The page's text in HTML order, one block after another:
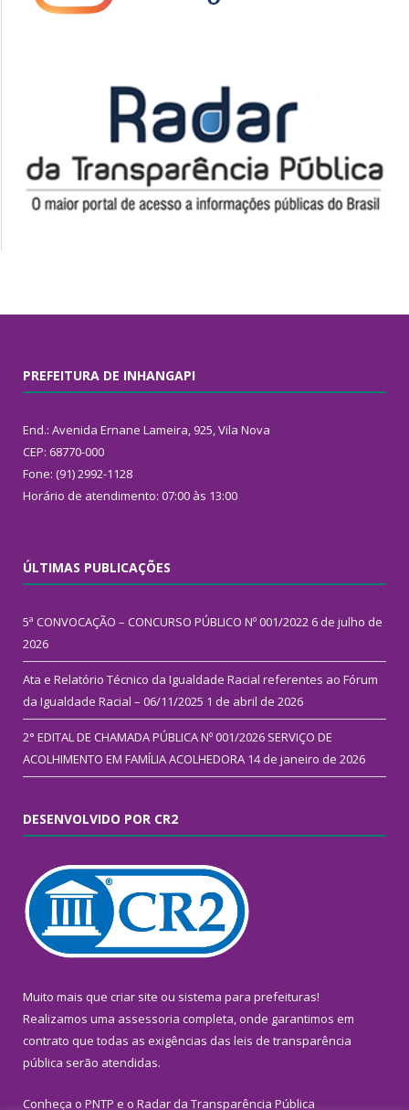
PREFEITURA DE INHANGAPI
End.: Avenida Ernane Lameira, 925, Vila Nova
CEP: 68770-000
Fone: (91) 2992-1128
Horário de atendimento: 07:00 às 13:00
ÚLTIMAS PUBLICAÇÕES
5ª CONVOCAÇÃO – CONCURSO PÚBLICO Nº 001/2022 6 de julho de
2026
Ata e Relatório Técnico da Igualdade Racial referentes ao Fórum
da Igualdade Racial – 06/11/2025 1 de abril de 2026
2° EDITAL DE CHAMADA PÚBLICA Nº 001/2026 SERVIÇO DE
ACOLHIMENTO EM FAMÍLIA ACOLHEDORA 14 de janeiro de 2026
DESENVOLVIDO POR CR2
Muito mais que criar site ou sistema para prefeituras!
Realizamos uma assessoria completa, onde garantimos em
contrato que todas as exigências das leis de transparência
pública serão atendidas.
Conheça o PNTP e o Radar da Transparência Pública